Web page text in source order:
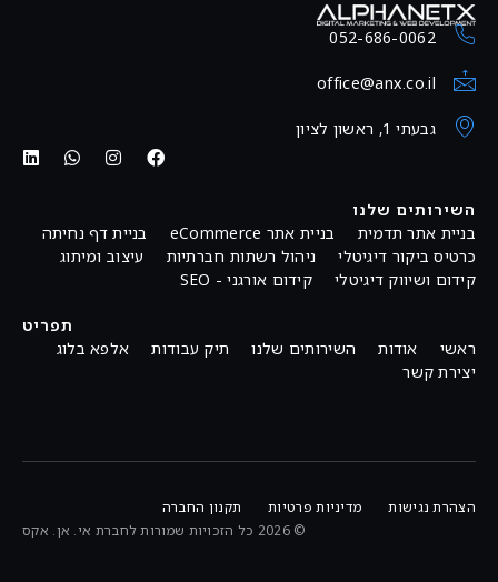
052-686-0062
office@anx.co.il
גבעתי 1, ראשון לציון
השירותים שלנו
בניית אתר תדמית
בניית אתר eCommerce
בניית דף נחיתה
כרטיס ביקור דיגיטלי
ניהול רשתות חברתיות
עיצוב ומיתוג
קידום ושיווק דיגיטלי
קידום אורגני - SEO
תפריט
ראשי
אודות השירותים שלנו תיק עבודות
אלפא בלוג
יצירת קשר
הצהרת נגישות מדיניות פרטיות
תקנון החברה
© 2026 כל הזכויות שמורות לחברת אי. אן. אקס